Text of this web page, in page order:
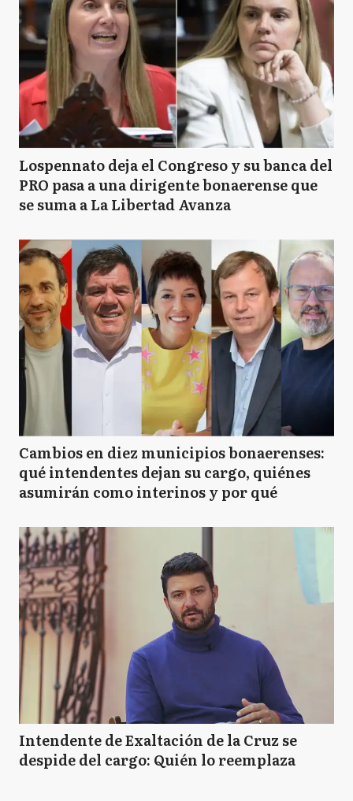
Lospennato deja el Congreso y su banca del
PRO pasa a una dirigente bonaerense que
se suma a La Libertad Avanza
Cambios en diez municipios bonaerenses:
qué intendentes dejan su cargo, quiénes
asumirán como interinos y por qué
Intendente de Exaltación de la Cruz se
despide del cargo: Quién lo reemplaza